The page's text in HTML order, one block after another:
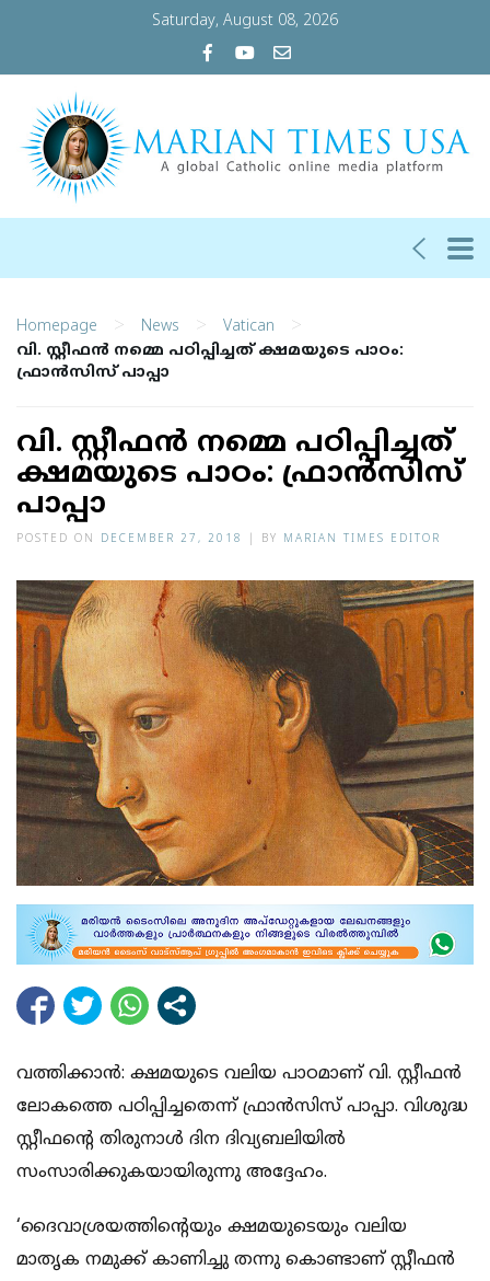
Saturday, August 08, 2026
Homepage > News > Vatican >
വി. സ്റ്റീഫന്‍ നമ്മെ പഠിപ്പിച്ചത് ക്ഷമയുടെ പാഠം:
ഫ്രാന്‍സിസ് പാപ്പാ
വി. സ്റ്റീഫന്‍ നമ്മെ പഠിപ്പിച്ചത്
ക്ഷമയുടെ പാഠം: ഫ്രാന്‍സിസ്
പാപ്പാ
POSTED ON DECEMBER 27, 2018 BY MARIAN TIMES EDITOR
വത്തിക്കാന്‍: ക്ഷമയുടെ വലിയ പാഠമാണ് വി. സ്റ്റീഫന്‍
ലോകത്തെ പഠിപ്പിച്ചതെന്ന് ഫ്രാന്‍സിസ് പാപ്പാ. വിശുദ്ധ
സ്റ്റീഫന്റെ തിരുനാള്‍ ദിന ദിവ്യബലിയില്‍
സംസാരിക്കുകയായിരുന്നു അദ്ദേഹം.
‘ദൈവാശ്രയത്തിന്റെയും ക്ഷമയുടെയും വലിയ
മാതൃക നമുക്ക് കാണിച്ചു തന്നു കൊണ്ടാണ് സ്റ്റീഫന്‍